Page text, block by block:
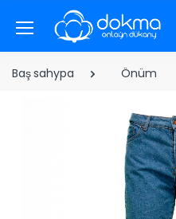
Baş sahypa Önüm